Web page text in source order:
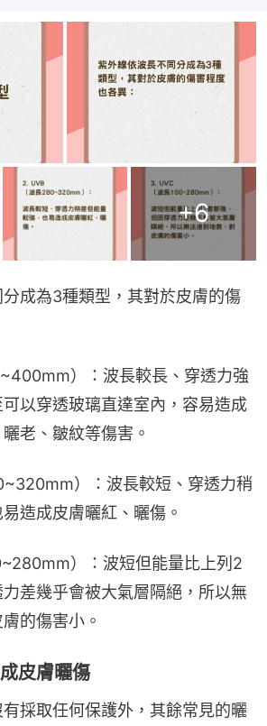
+6
成為3種類型，其對於皮膚的傷
）：波長較長、穿透力強
以穿透玻璃直達室內，容易造成
老、皺紋等傷害。
）：波長較短、穿透力稍
造成皮膚曬紅、曬傷。
）：波短但能量比上列2
差幾乎會被大氣層隔絕，所以無
的傷害小。
皮膚曬傷
採取任何保護外，其餘常見的曬